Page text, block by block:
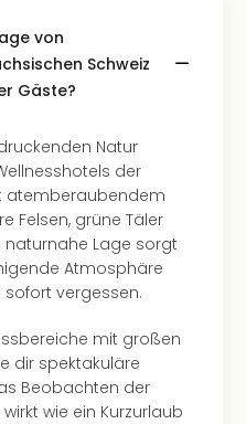
von
Schweiz
Gäste?
Natur
der
atemberaubendem
Felsen, grüne Täler
naturnahe Lage sorgt
Atmosphäre
vergessen.
mit großen
dir spektakuläre
Beobachten der
wie ein Kurzurlaub